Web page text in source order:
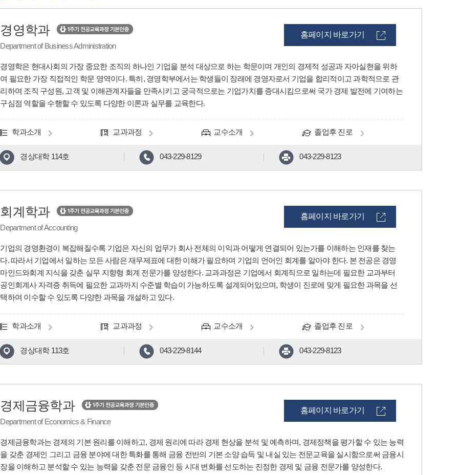
경영학과
Department of Business Administration
경영학은 현대사회의 가장 중요한 조직의 하나인 기업을 분석 대상으로 하는 학문이며 개인의 경제적 성공과 자아실현을 위하
여 필요한 가장 직접적인 학문 영역이다. 특히, 경영학부에서는 학생들이 장래에 경영자로서 기업을 합리적이고 과학적으로 관
리하여 조직 구성원, 고객 및 이해관계자들을 만족시키고 궁극적으로는 기업가치를 증대시킴으로써 국가 경제 발전에 기여하는
구심점 역할을 수행할 수 있도록 다양한 이론과 실무를 교육한다.
홈페이지 바로가기
학과소개 교과과정 교수소개 졸업후 진로
경상대학 114호 043-229-8129 043-229-8123
회계학과
Department of Accounting
기업의 경영환경이 복잡해질수록 기업은 자신의 업무가 회사 전체의 이익과 어떻게 연결되어 있는가를 이해하는 인재를 찾는
다. 따라서 기업에서 일하는 모든 사람은 재무제표에 대한 이해가 필요하며 기업의 언어인 회계를 알아야 한다. 본 전공은 경영
마인드와회계 지식을 갖춘 실무 지향형 회계 전문가를 양성한다. 교과과정은 기업에서 회계직으로 일하는데 필요한 교과부터
공인회계사 자격증 취득에 필요한 교과까지 수준별 학습이 가능하도록 설계되어있으며, 학생이 진로에 맞게 필요한 과목을 선
택하여 이수할 수 있도록 다양한 과목을 개설하고 있다.
홈페이지 바로가기
학과소개 교과과정 교수소개 졸업후 진로
경상대학 113호 043-229-8144 043-229-8123
경제금융학과
Department of Economics & Finance
경제금융학과는 경제의 기본 원리를 이해하고, 경제 원리에 따라 경제 현상을 분석 및 예측하며, 경제정책을 평가할 수 있는 능력
을 갖춘 경제인 그리고 금융 분야에 대한 특화를 통해 금융 전반의 기본 소양 습득 및 내실 있는 전문교육을 실시함으로써 금융시
장을 이해하고 분석할 수 있는 능력을 갖춘 전문 금융인 등 시대 변화를 선도하는 진정한 경제 및 금융 전문가를 양성한다.
홈페이지 바로가기